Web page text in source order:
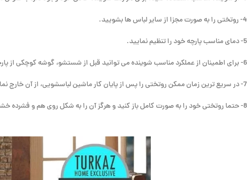
4- روتختی را به صورت مجزا از سایر لباس ها بشویید.
5- دمای مناسب پارچه خود را تنظیم نمایید.
6- برای اطمینان از عملکرد مناسب شوینده می توانید قبل از شستشو، گوشه کوچکی از پارچه را با آن بشویید تا اطمینان حاصل کنید که شوینده شما اثر بدی روی پارچه نخواهد گذاشت.
7- در سریع ترین زمان ممکن روتختی را پس از پایان کار ماشین لباسشویی، از آن خارج نمایید.
8- حتما روتختی خود را به صورت کامل باز کنید و هرگز آن را به شکل روی هم و فشرده خشک ننمایید.